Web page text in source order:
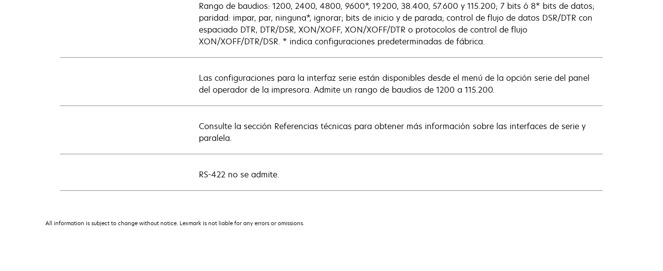
Rango de baudios: 1200, 2400, 4800, 9600*, 19.200, 38.400, 57.600 y 115.200; 7 bits ó 8* bits de datos;
paridad: impar, par, ninguna*, ignorar; bits de inicio y de parada; control de flujo de datos DSR/DTR con
espaciado DTR, DTR/DSR, XON/XOFF, XON/XOFF/DTR o protocolos de control de flujo
XON/XOFF/DTR/DSR. * indica configuraciones predeterminadas de fábrica.
Las configuraciones para la interfaz serie están disponibles desde el menú de la opción serie del panel
del operador de la impresora. Admite un rango de baudios de 1200 a 115.200.
Consulte la sección Referencias técnicas para obtener más información sobre las interfaces de serie y
paralela.
RS-422 no se admite.
All information is subject to change without notice. Lexmark is not liable for any errors or omissions.